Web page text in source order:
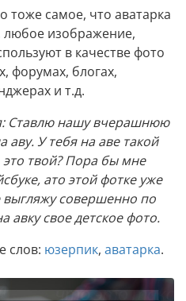
тоже самое, что аватарка
любое изображение,
в качестве фото
форумах, блогах,
и т.д.
Ставлю нашу вчерашнюю
аву. У тебя на аве такой
твой? Пора бы мне
ато этой фотке уже
выгляжу совершенно по
авку свое детское фото.
слов: юзерпик, аватарка.